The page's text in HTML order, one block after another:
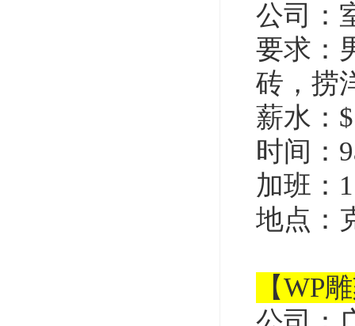
公司：
要求：
砖，捞
薪水：
时间：
加班：
地点：
【WP